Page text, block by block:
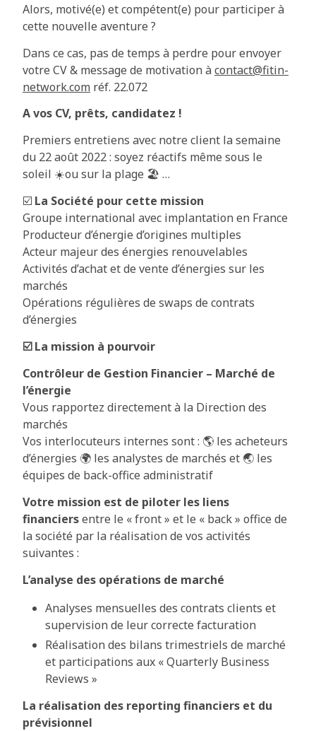
Alors, motivé(e) et compétent(e) pour participer à
cette nouvelle aventure ?
Dans ce cas, pas de temps à perdre pour envoyer
votre CV & message de motivation à contact@fitin-
network.com réf. 22.072
A vos CV, prêts, candidatez !
Premiers entretiens avec notre client la semaine
du 22 août 2022 : soyez réactifs même sous le
soleil ☀️ou sur la plage 🏖️ …
☑️ La Société pour cette mission
Groupe international avec implantation en France
Producteur d’énergie d’origines multiples
Acteur majeur des énergies renouvelables
Activités d’achat et de vente d’énergies sur les
marchés
Opérations régulières de swaps de contrats
d’énergies
☑️ La mission à pourvoir
Contrôleur de Gestion Financier – Marché de
l’énergie
Vous rapportez directement à la Direction des
marchés
Vos interlocuteurs internes sont : 🌎 les acheteurs
d’énergies 🌍 les analystes de marchés et 🌏 les
équipes de back-office administratif
Votre mission est de piloter les liens
financiersentre le « front » et le « back » office de
la société par la réalisation de vos activités
suivantes :
L’analyse des opérations de marché
Analyses mensuelles des contrats clients et
supervision de leur correcte facturation
Réalisation des bilans trimestriels de marché
et participations aux « Quarterly Business
Reviews »
La réalisation des reporting financiers et du
prévisionnel